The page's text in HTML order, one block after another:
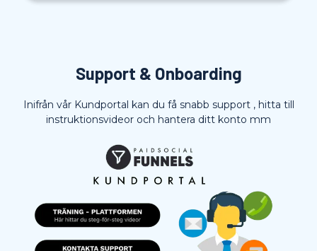
Support & Onboarding
Inifrån vår Kundportal kan du få snabb support , hitta till
instruktionsvideor och hantera ditt konto mm